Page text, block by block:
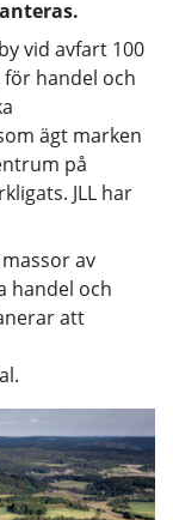
vid avfart 100
handel och
ägt marken
på
JLL har
av
handel och
att